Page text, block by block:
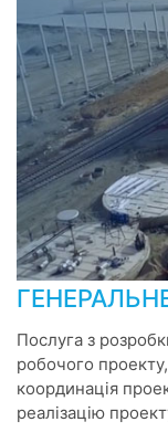
Послуга з
робочого
координація
реалізацію